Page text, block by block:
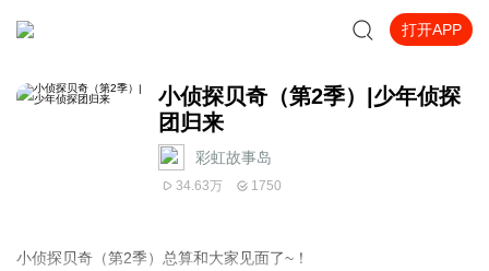
打开APP
小侦探贝奇（第2季）|少年侦探
团归来
彩虹故事岛
34.63万 1750
小侦探贝奇（第2季）总算和大家见面了~！